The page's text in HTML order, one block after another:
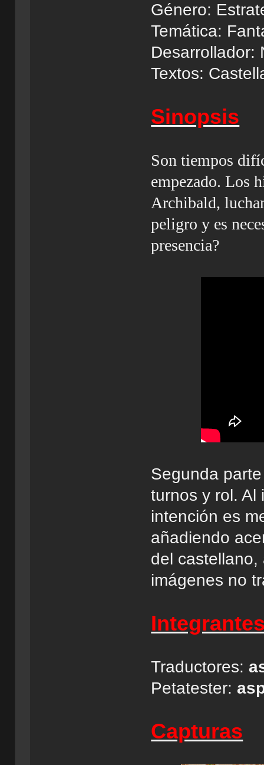
Género:
Temática:
Desarrollador:
Textos:
Sinopsis
Son tiempos
empezado. Los
Archibald,
peligro y es
presencia?
Segunda
turnos y rol. Al
intención es
añadiendo
del castellano,
imágenes no
Traductores:
Petatester:
Capturas